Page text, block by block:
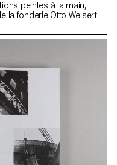
peintes à la main,
la fonderie Otto Weisert